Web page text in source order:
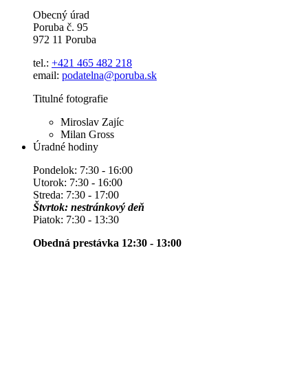
Obecný úrad
Poruba č. 95
972 11 Poruba
tel.: +421 465 482 218
email: podatelna@poruba.sk
Titulné fotografie
Miroslav Zajíc
Milan Gross
Úradné hodiny
Pondelok: 7:30 - 16:00
Utorok: 7:30 - 16:00
Streda: 7:30 - 17:00
Štvrtok: nestránkový deň
Piatok: 7:30 - 13:30
Obedná prestávka 12:30 - 13:00